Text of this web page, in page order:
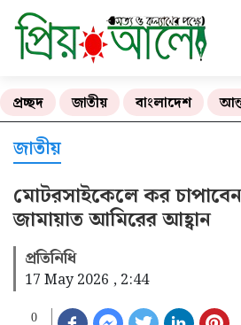
প্রচ্ছদ জাতীয় বাংলাদেশ
জাতীয়
মোটরসাইকেলে কর
জামায়াত আমিরের আহ্বান
প্রতিনিধি
17 May 2026 , 2:44
0